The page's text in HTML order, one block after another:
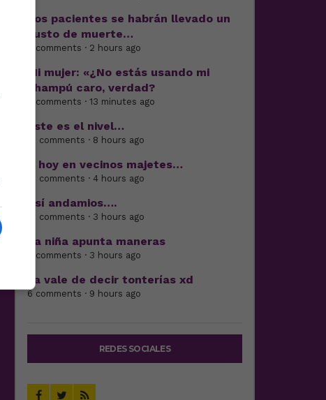
Los pacientes se habrán llevado un
susto de muerte…
3 comments · 2 hours ago
Mi mujer: «¿No estás usando mi
champú caro, verdad?
4 comments · 13 minutes ago
Este es el nivel…
21 comments · 8 hours ago
Y hoy en vecinos majetes…
16 comments · 4 hours ago
Así andamios….
19 comments · 3 hours ago
La niña apunta maneras
6 comments · 3 hours ago
Ya vale de decir tonterías xd
6 comments · 9 hours ago
REDES SOCIALES